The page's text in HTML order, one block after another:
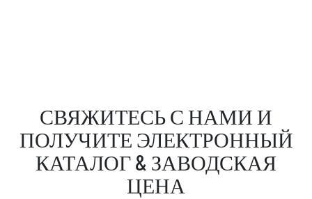
СВЯЖИТЕСЬ С НАМИ И
ПОЛУЧИТЕ ЭЛЕКТРОННЫЙ
КАТАЛОГ & ЗАВОДСКАЯ
ЦЕНА